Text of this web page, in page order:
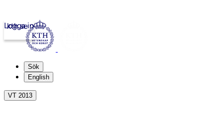
kth.se
Logga in
Sök
English
VT 2013